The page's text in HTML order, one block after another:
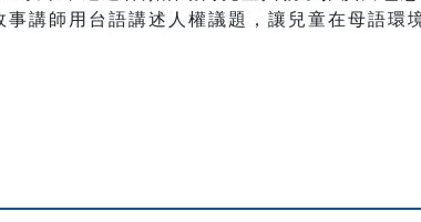
事講師用台語講述人權議題，讓兒童在母語環